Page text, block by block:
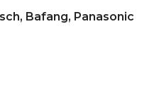
Bafang, Panasonic